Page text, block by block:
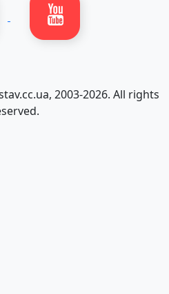
2003-2026. All rights